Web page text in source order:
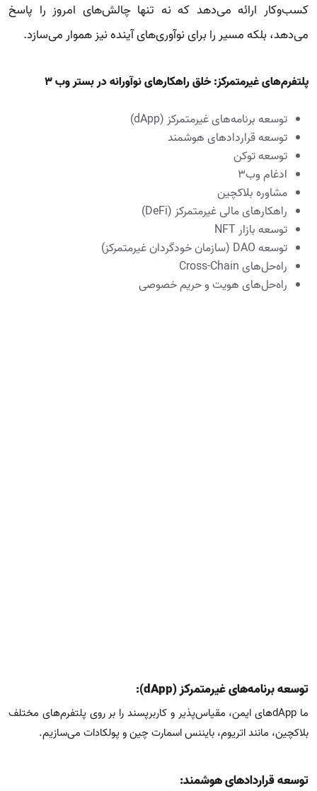
کسب‌وکار ارائه می‌دهد که نه تنها چالش‌های امروز را پاسخ
می‌دهد، بلکه مسیر را برای نوآوری‌های آینده نیز هموار می‌سازد.
پلتفرم‌های غیرمتمرکز: خلق راهکارهای نوآورانه در بستر وب 3
توسعه برنامه‌های غیرمتمرکز (dApp)
توسعه قراردادهای هوشمند
توسعه توکن
ادغام وب۳
مشاوره بلاکچین
راهکارهای مالی غیرمتمرکز (DeFi)
توسعه بازار NFT
توسعه DAO (سازمان خودگردان غیرمتمرکز)
راه‌حل‌های Cross-Chain
راه‌حل‌های هویت و حریم خصوصی
توسعه برنامه‌های غیرمتمرکز (dApp):
ما dAppهای ایمن، مقیاس‌پذیر و کاربرپسند را بر روی پلتفرم‌های مختلف
بلاکچین، مانند اتریوم، بایننس اسمارت چین و پولکادات می‌سازیم.
توسعه قراردادهای هوشمند: